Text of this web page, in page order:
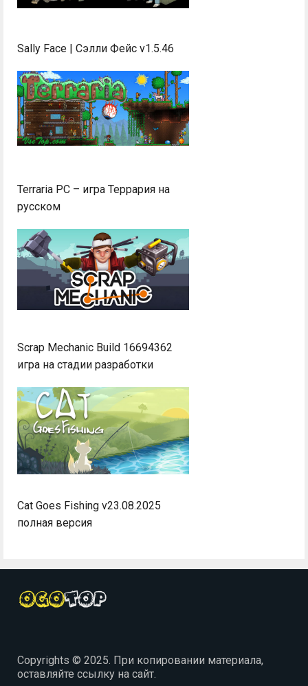
Sally Face | Сэлли Фейс v1.5.46
Terraria PC – игра Террария на
русском
Scrap Mechanic Build 16694362
игра на стадии разработки
Cat Goes Fishing v23.08.2025
полная версия
Copyrights © 2025. При копировании материала,
оставляйте ссылку на сайт.